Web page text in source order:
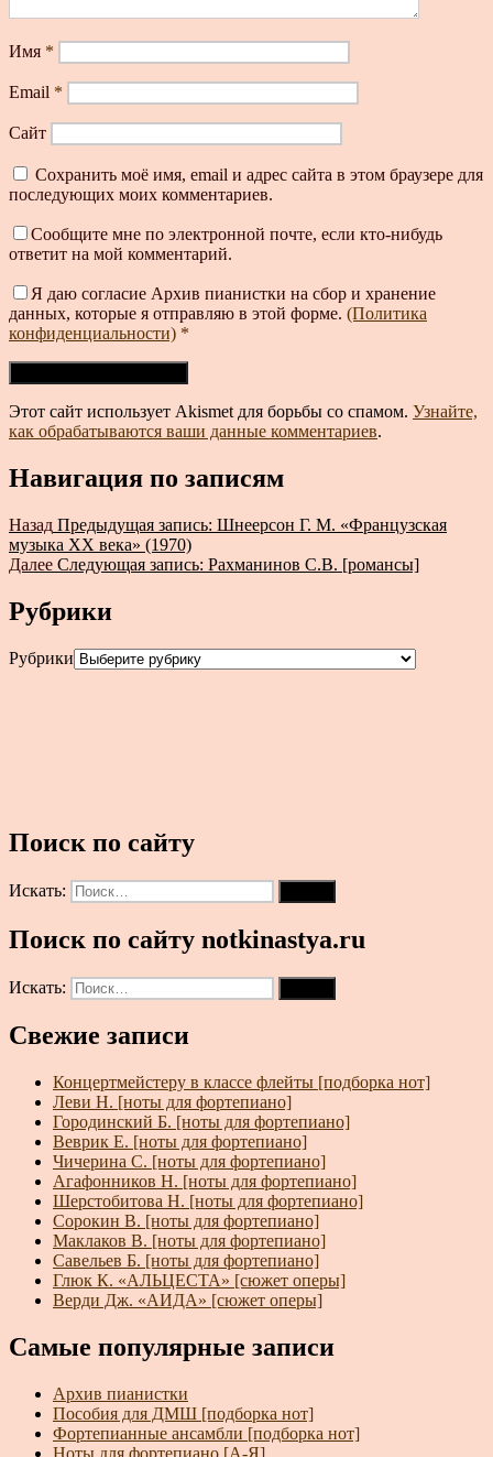
Имя *
Email *
Сайт
Сохранить моё имя, email и адрес сайта в этом браузере для
последующих моих комментариев.
Сообщите мне по электронной почте, если кто-нибудь
ответит на мой комментарий.
Я даю согласие Архив пианистки на сбор и хранение
данных, которые я отправляю в этой форме. (Политика
конфиденциальности) *
Этот сайт использует Akismet для борьбы со спамом. Узнайте,
как обрабатываются ваши данные комментариев.
Навигация по записям
Назад Предыдущая запись: Шнеерсон Г. М. «Французская
музыка XX века» (1970)
Далее Следующая запись: Рахманинов С.В. [романсы]
Рубрики
Рубрики
Поиск по сайту
Искать:
Поиск по сайту notkinastya.ru
Искать:
Свежие записи
Концертмейстеру в классе флейты [подборка нот]
Леви Н. [ноты для фортепиано]
Городинский Б. [ноты для фортепиано]
Веврик Е. [ноты для фортепиано]
Чичерина С. [ноты для фортепиано]
Агафонников Н. [ноты для фортепиано]
Шерстобитова Н. [ноты для фортепиано]
Сорокин В. [ноты для фортепиано]
Маклаков В. [ноты для фортепиано]
Савельев Б. [ноты для фортепиано]
Глюк К. «АЛЬЦЕСТА» [сюжет оперы]
Верди Дж. «АИДА» [сюжет оперы]
Самые популярные записи
Архив пианистки
Пособия для ДМШ [подборка нот]
Фортепианные ансамбли [подборка нот]